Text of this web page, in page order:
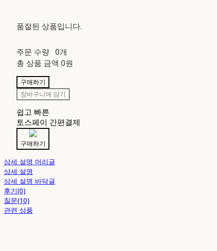
품절된 상품입니다.
주문 수량 0개
총 상품 금액 0원
구매하기
장바구니에 담기
쉽고 빠른
토스페이 간편결제
구매하기
상세 설명 머리글
상세 설명
상세 설명 바닥글
후기(0)
질문(10)
관련 상품